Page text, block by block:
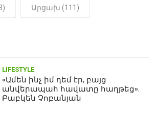
Արցախ (111)
LIFESTYLE
«Ամեն ինչ իմ դեմ էր, բայց
անվերապահ հավատը հաղթեց».
Բաբկեն Չոբանյան